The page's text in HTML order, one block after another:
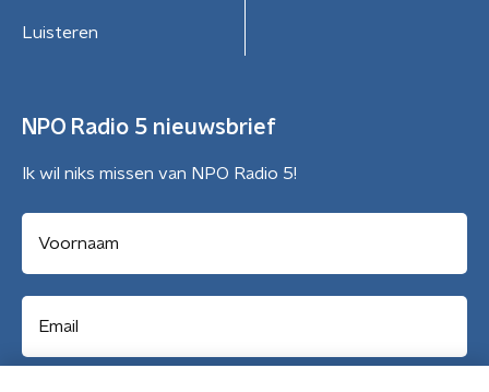
Luisteren
NPO Radio 5 nieuwsbrief
Ik wil niks missen van NPO Radio 5!